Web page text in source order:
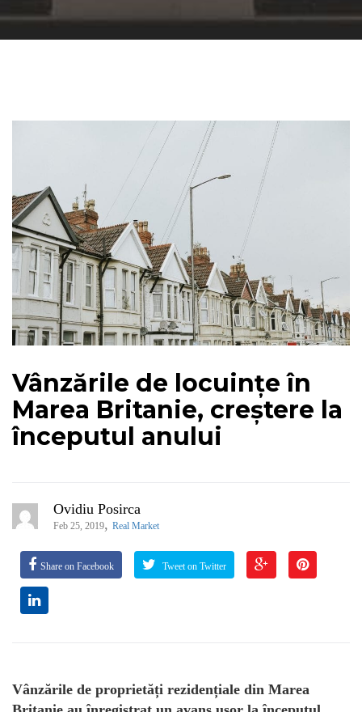
Vânzările de locuințe în
Marea Britanie, creștere la
începutul anului
Ovidiu Posirca
Feb 25, 2019, Real Market
Share on Facebook Tweet on Twitter
Vânzările de proprietăți rezidențiale din Marea